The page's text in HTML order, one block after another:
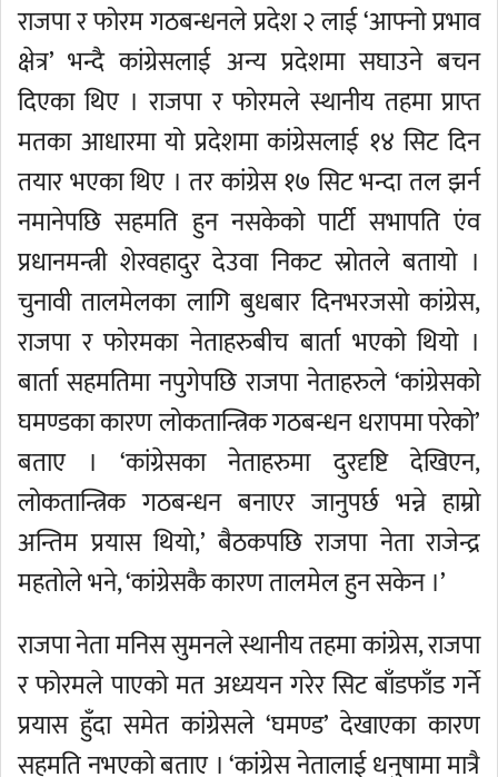
राजपा र फोरम गठबन्धनले प्रदेश २ लाई ‘आफ्नो प्रभाव
क्षेत्र’ भन्दै कांग्रेसलाई अन्य प्रदेशमा सघाउने बचन
दिएका थिए । राजपा र फोरमले स्थानीय तहमा प्राप्त
मतका आधारमा यो प्रदेशमा कांग्रेसलाई १४ सिट दिन
तयार भएका थिए । तर कांग्रेस १७ सिट भन्दा तल झर्न
नमानेपछि सहमति हुन नसकेको पार्टी सभापति एंव
प्रधानमन्त्री शेरवहादुर देउवा निकट स्रोतले बतायो ।
चुनावी तालमेलका लागि बुधबार दिनभरजसो कांग्रेस,
राजपा र फोरमका नेताहरुबीच बार्ता भएको थियो ।
बार्ता सहमतिमा नपुगेपछि राजपा नेताहरुले ‘कांग्रेसको
घमण्डका कारण लोकतान्त्रिक गठबन्धन धरापमा परेको’
बताए । ‘कांग्रेसका नेताहरुमा दुरदृष्टि देखिएन,
लोकतान्त्रिक गठबन्धन बनाएर जानुपर्छ भन्ने हाम्रो
अन्तिम प्रयास थियो,’ बैठकपछि राजपा नेता राजेन्द्र
महतोले भने, ‘कांग्रेसकै कारण तालमेल हुन सकेन ।’
राजपा नेता मनिस सुमनले स्थानीय तहमा कांग्रेस, राजपा
र फोरमले पाएको मत अध्ययन गरेर सिट बाँडफाँड गर्ने
प्रयास हुँदा समेत कांग्रेसले ‘घमण्ड’ देखाएका कारण
सहमति नभएको बताए । ‘कांग्रेस नेतालाई धनुषामा मात्रै